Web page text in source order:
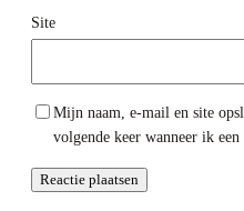
Site
Mijn naam, e-mail en site
volgende keer wanneer ik een